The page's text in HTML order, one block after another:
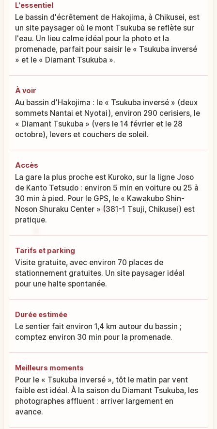
L'essentiel
Le bassin d'écrêtement de Hakojima, à Chikusei, est
un site paysager où le mont Tsukuba se reflète sur
l'eau. Un lieu calme idéal pour la photo et la
promenade, parfait pour saisir le « Tsukuba inversé
» et le « Diamant Tsukuba ».
À voir
Au bassin d'Hakojima : le « Tsukuba inversé » (deux
sommets Nantai et Nyotai), environ 290 cerisiers, le
« Diamant Tsukuba » (vers le 14 février et le 28
octobre), levers et couchers de soleil.
Accès
La gare la plus proche est Kuroko, sur la ligne Joso
de Kanto Tetsudo : environ 5 min en voiture ou 25 à
30 min à pied. Pour le GPS, le « Kawakubo Shin-
Noson Shuraku Center » (381-1 Tsuji, Chikusei) est
pratique.
Tarifs et parking
Visite gratuite, avec environ 70 places de
stationnement gratuites. Un site paysager idéal
pour une halte spontanée.
Durée estimée
Le sentier fait environ 1,4 km autour du bassin ;
comptez environ 30 min pour la promenade.
Meilleurs moments
Pour le « Tsukuba inversé », tôt le matin par vent
faible est idéal. À la saison du Diamant Tsukuba, les
photographes affluent : arriver largement en
avance.